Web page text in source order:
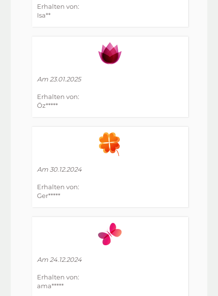
Erhalten von:
Isa**
Am 23.01.2025
Erhalten von:
Öz*****
Am 30.12.2024
Erhalten von:
Ger*****
Am 24.12.2024
Erhalten von:
ama*****